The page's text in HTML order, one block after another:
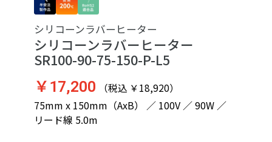
シリコーンラバーヒーター
シリコーンラバーヒーター
SR100-90-75-150-P-L5
￥17,200 （税込 ￥18,920）
75mm x 150mm（AxB） ／ 100V ／ 90W ／
リード線 5.0m